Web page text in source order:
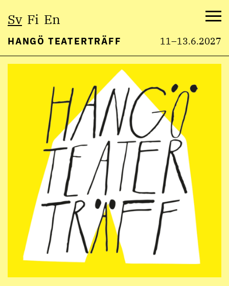
Sv Fi En
HANGÖ TEATERTRÄFF 11–13.6.2027